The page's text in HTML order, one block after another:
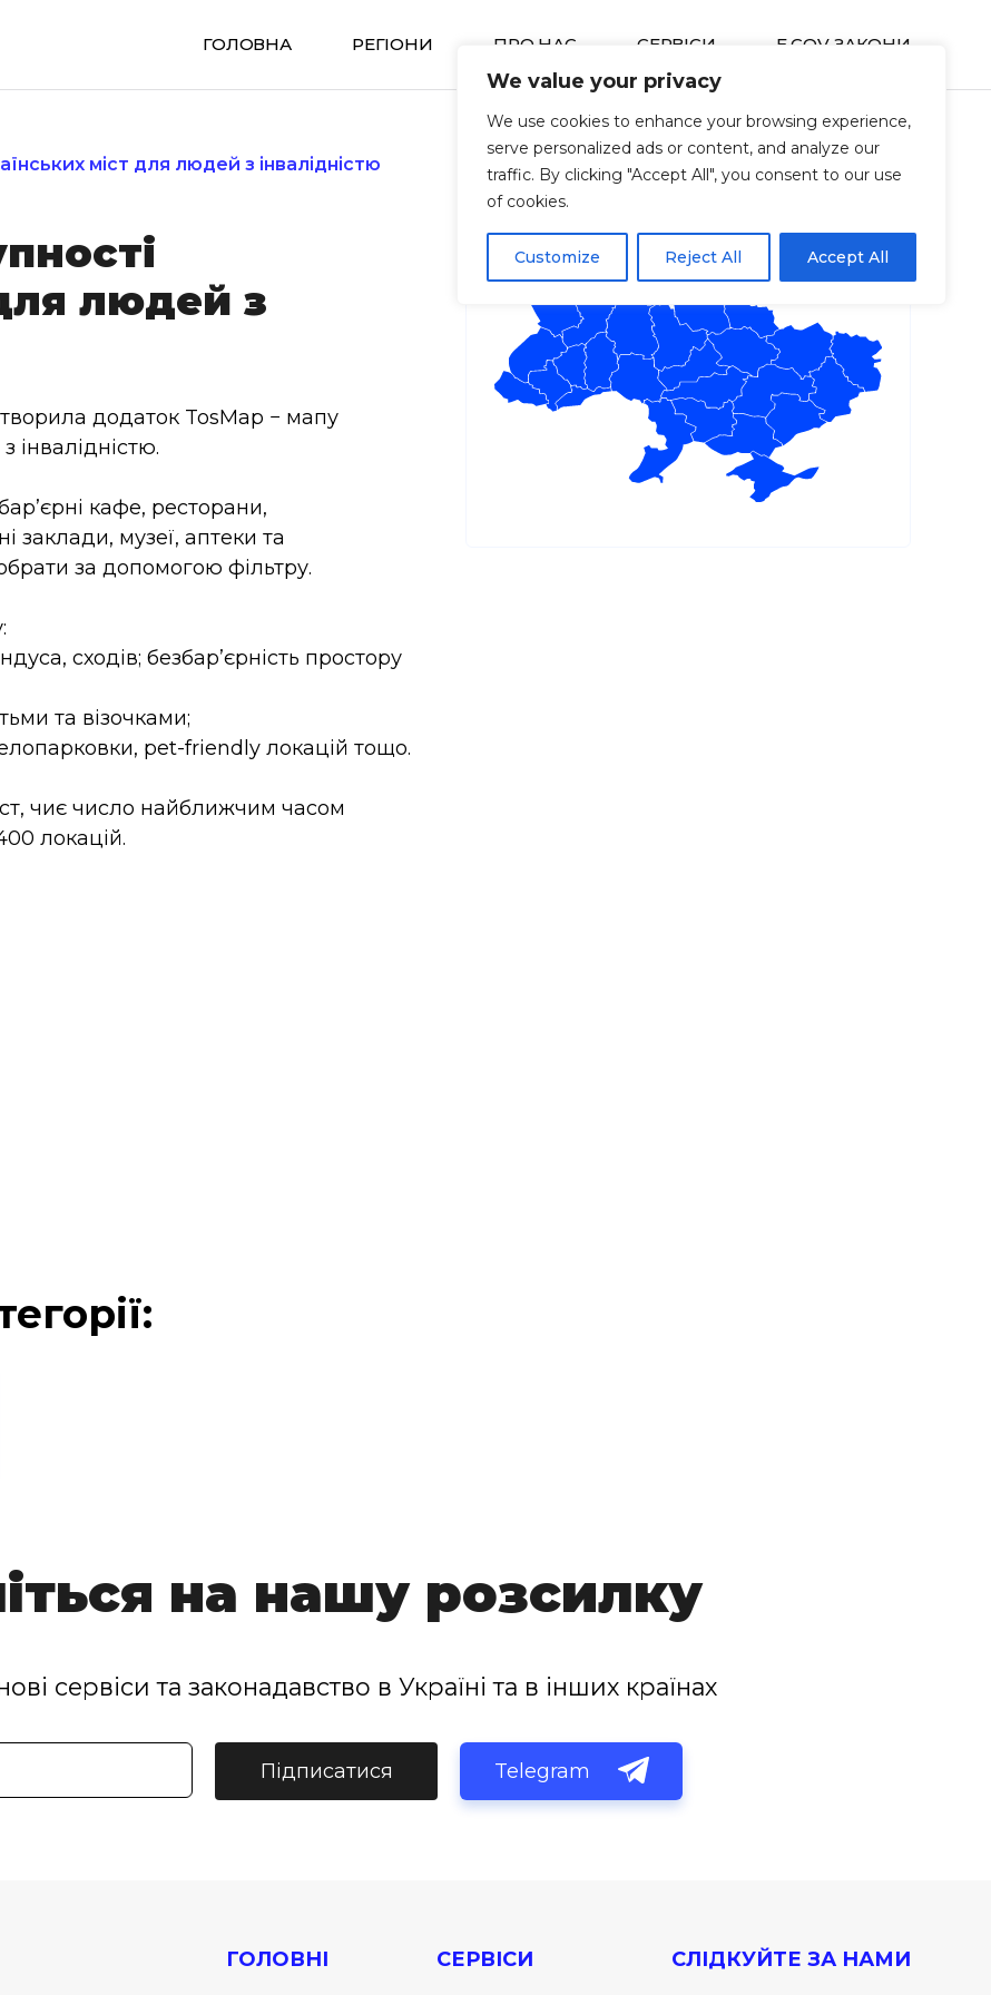
We value your privacy
We use cookies to enhance your browsing experience,
serve personalized ads or content, and analyze our
traffic. By clicking "Accept All", you consent to our use
of cookies.
Customize Reject All Accept All
ГОЛОВНА РЕГIОНИ ПРО НАС СЕРВIСИ E GOV ЗАКОНИ
міст для людей з інвалідністю
людей з
додаток TosMap − мапу
інвалідністю.
кафе, ресторани,
заклади, музеї, аптеки та
за допомогою фільтру.
сходів; безбар’єрність простору
та візочками;
pet-friendly локацій тощо.
чиє число найближчим часом
локацій.
на нашу розсилку
сервіси та законадавство в Україні та в інших країнах
Підписатися Telegram
ГОЛОВНІ СЕРВІСИ СЛІДКУЙТЕ ЗА НАМИ